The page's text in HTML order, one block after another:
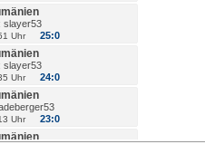
slayer53
Uhr 25:0
slayer53
Uhr 24:0
Uhr 23:0